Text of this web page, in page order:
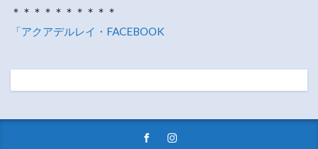
＊＊＊＊＊＊＊＊＊＊
「アクアデルレイ・FACEBOOK